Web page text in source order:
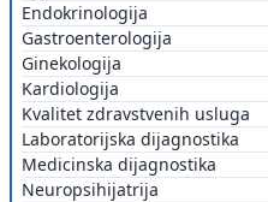
Endokrinologija
Gastroenterologija
Ginekologija
Kardiologija
Kvalitet zdravstvenih usluga
Laboratorijska dijagnostika
Medicinska dijagnostika
Neuropsihijatrija